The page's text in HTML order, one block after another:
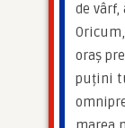
de
oraș
puțini